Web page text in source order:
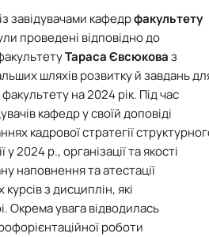
завідувачами кафедрфакультету
проведені відповідно до
Тараса Євсюковаз
шляхів розвитку й завдань
на 2024 рік. Під час
кафедр у своїй доповіді
кадрової стратегії
у 2024 р., організації та якості
наповнення та атестації
з дисциплін, які
Окрема увага відводилась
роботи